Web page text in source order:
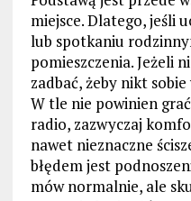
miejsce. Dlatego, jeśli
lub spotkaniu
pomieszczenia. Jeżeli
zadbać, żeby nikt
W tle nie powinien
radio, zazwyczaj
nawet nieznaczne
błędem jest
mów normalnie, ale